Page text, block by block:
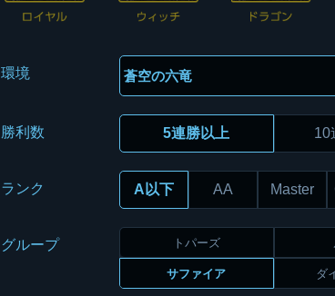
環境
勝利数 5連勝以上 10
ランク A以下 AA Master
グループ トパーズ
サファイア ダ